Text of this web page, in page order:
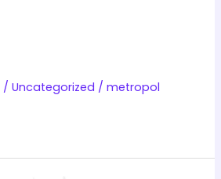
/Uncategorized /metropol